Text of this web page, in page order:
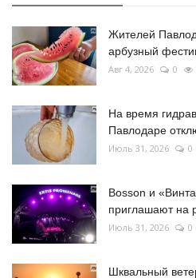
Жителей
арбузный
Авг 4, 2026 0
На время
Павлодаре
Июль 31, 2026 0
Bosson и
приглашают на
Июль 31, 2026 0
Шквальный